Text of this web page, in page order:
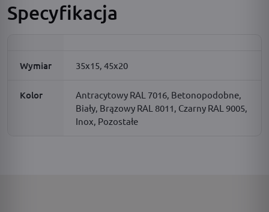
Specyfikacja
Wymiar 35x15, 45x20
Kolor
Antracytowy RAL 7016, Betonopodobne,
Biały, Brązowy RAL 8011, Czarny RAL 9005,
Inox, Pozostałe